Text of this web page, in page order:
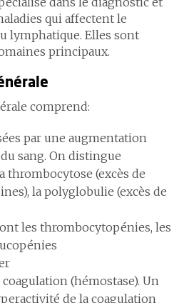
qui affectent le
lymphatique. Elles sont
principaux.
comprend:
par une augmentation
sang. On distingue
thrombocytose (excès de
la polyglobulie (excès de
les thrombocytopénies, les
(hémostase). Un
de la coagulation